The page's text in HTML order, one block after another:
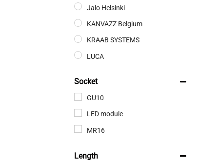
Jalo Helsinki
KANVAZZ Belgium
KRAAB SYSTEMS
LUCA
Würth
Socket
GU10
LED module
MR16
Length